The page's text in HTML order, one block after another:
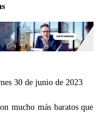
30 de junio de 2023